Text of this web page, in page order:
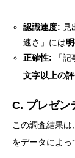
認識速度: 見
速さ」には
正確性: 「記
文字以上の
C. プレゼン
この調査結果
をデータによっ